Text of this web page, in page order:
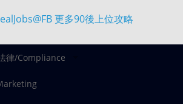
更多90後上位攻略
律/Compliance